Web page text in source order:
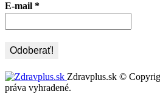
E-mail *
Zdravplus.sk ©
práva vyhradené.